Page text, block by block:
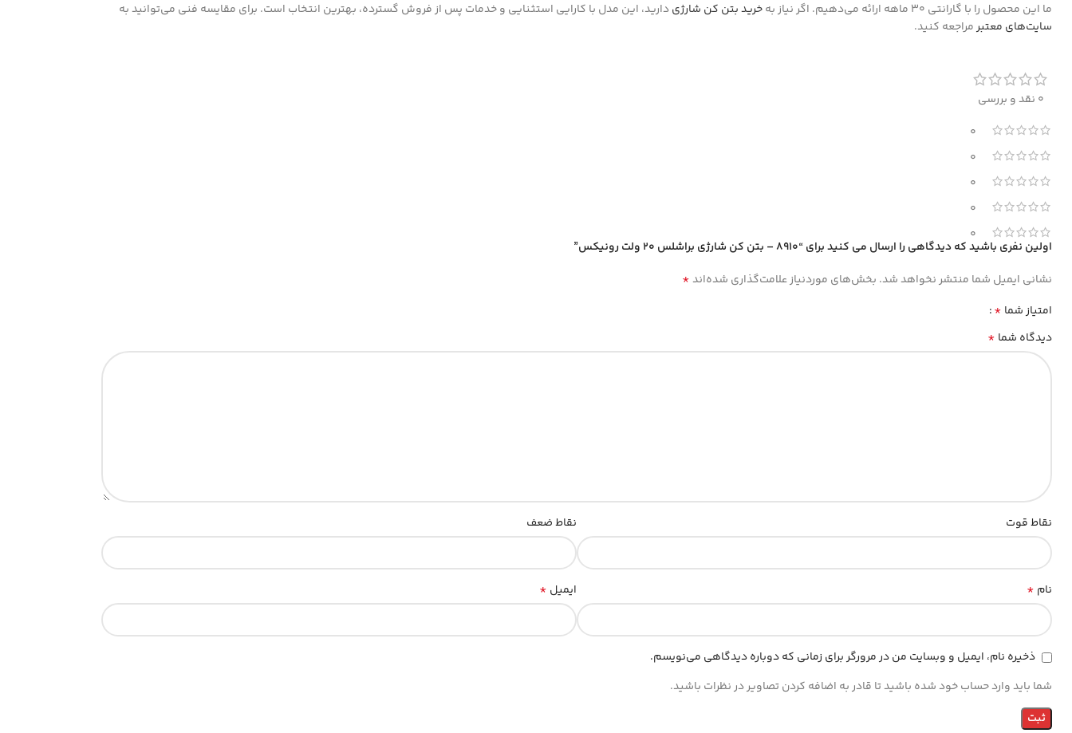
ما این محصول را با گارانتی 30 ماهه ارائه می‌دهیم. اگر نیاز به خرید بتن کن شارژیدارید، این مدل با کارایی استثنایی و خدمات پس از فروش گسترده، بهترین انتخاب است. برای مقایسه فنی می‌توانید به
سایت‌های معتبرمراجعه کنید.
0 نقد و بررسی
0
0
0
0
0
اولین نفری باشید که دیدگاهی را ارسال می کنید برای “8910 – بتن کن شارژی براشلس 20 ولت رونیکس”
نشانی ایمیل شما منتشر نخواهد شد. بخش‌های موردنیاز علامت‌گذاری شده‌اند*
امتیاز شما *
دیدگاه شما *
نقاط قوت نقاط ضعف
نام * ایمیل *
ذخیره نام، ایمیل و وبسایت من در مرورگر برای زمانی که دوباره دیدگاهی می‌نویسم.
شما باید وارد حساب خود شده باشید تا قادر به اضافه کردن تصاویر در نظرات باشید.